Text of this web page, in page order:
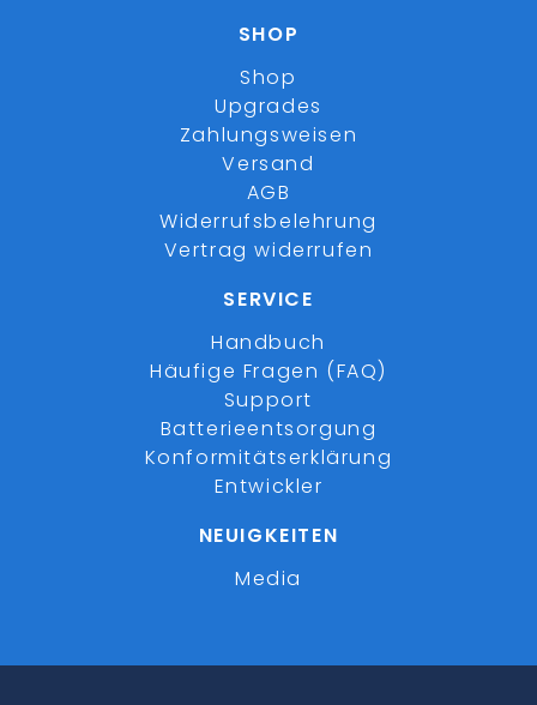
SHOP
Shop
Upgrades
Zahlungsweisen
Versand
AGB
Widerrufsbelehrung
Vertrag widerrufen
SERVICE
Handbuch
Häufige Fragen (FAQ)
Support
Batterieentsorgung
Konformitätserklärung
Entwickler
NEUIGKEITEN
Media